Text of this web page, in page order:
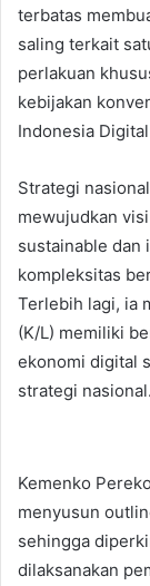
terbatas
saling terkait
perlakuan
kebijakan
Indonesia
Strategi
mewujudkan
sustainable dan
kompleksitas
Terlebih lagi, ia
(K/L) memiliki
ekonomi digital
strategi nasional.
Kemenko
menyusun
sehingga
dilaksanakan